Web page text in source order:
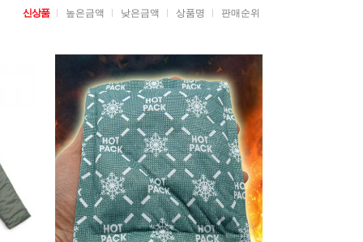
신상품 높은금액 낮은금액 상품명 판매순위